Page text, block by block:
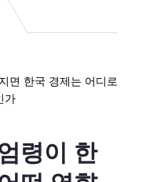
령이 한